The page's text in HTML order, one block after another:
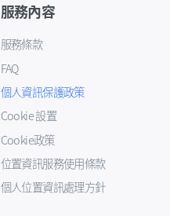
服務內容
服務條款
FAQ
個人資訊保護政策
Cookie 設置
Cookie政策
位置資訊服務使用條款
個人位置資訊處理方針